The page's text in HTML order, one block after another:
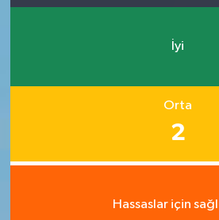
İyi
Orta
2
Hassaslar için